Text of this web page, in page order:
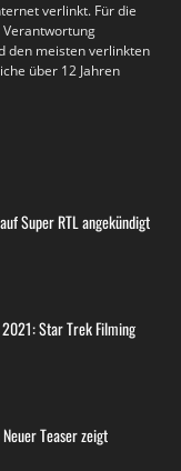
verlinkt. Für die
Verantwortung
den meisten verlinkten
über 12 Jahren
Super RTL angekündigt
Star Trek Filming
Teaser zeigt